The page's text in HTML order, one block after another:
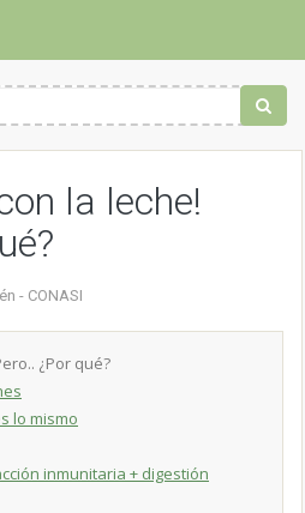
la leche!
- CONASI
¿Por qué?
lo mismo
inmunitaria + digestión